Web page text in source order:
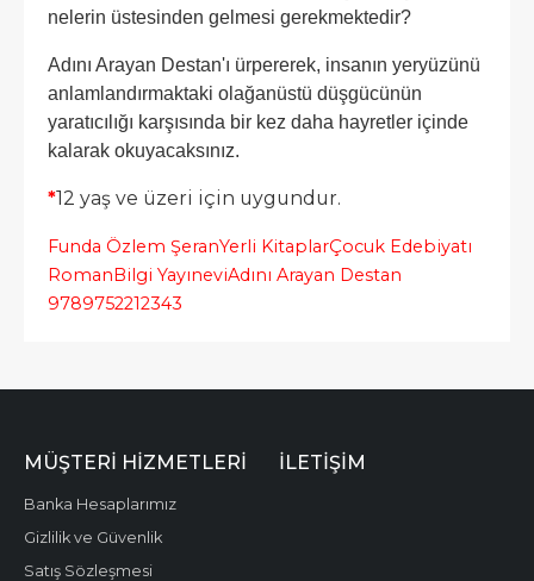
nelerin üstesinden gelmesi gerekmektedir?
Adını Arayan Destan'ı ürpererek, insanın yeryüzünü
anlamlandırmaktaki olağanüstü düşgücünün
yaratıcılığı karşısında bir kez daha hayretler içinde
kalarak okuyacaksınız.
*12 yaş ve üzeri için uygundur.
Funda Özlem ŞeranYerli KitaplarÇocuk Edebiyatı
RomanBilgi YayıneviAdını Arayan Destan
9789752212343
MÜŞTERI HIZMETLERI
Banka Hesaplarımız
Gizlilik ve Güvenlik
Satış Sözleşmesi
İLETIŞIM